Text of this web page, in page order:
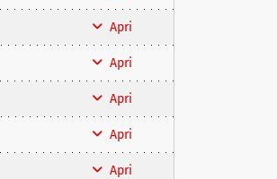
Apri
Apri
Apri
Apri
Apri